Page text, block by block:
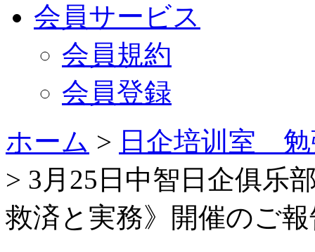
会員サービス
会員規約
会員登録
ホーム > 日企培训室 勉
> 3月25日中智日企俱乐
救済と実務》開催のご